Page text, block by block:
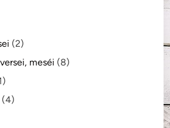
(2)
meséi (8)
(4)